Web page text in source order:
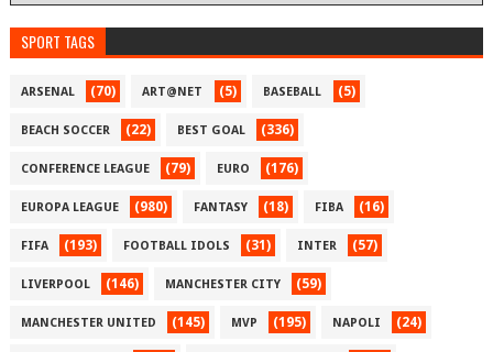
SPORT TAGS
ARSENAL (70) ART@NET (5) BASEBALL (5)
BEACH SOCCER (22) BEST GOAL (336)
CONFERENCE LEAGUE (79) EURO (176)
EUROPA LEAGUE (980) FANTASY (18) FIBA (16)
FIFA (193) FOOTBALL IDOLS (31) INTER (57)
LIVERPOOL (146) MANCHESTER CITY (59)
MANCHESTER UNITED (145) MVP (195) NAPOLI (24)